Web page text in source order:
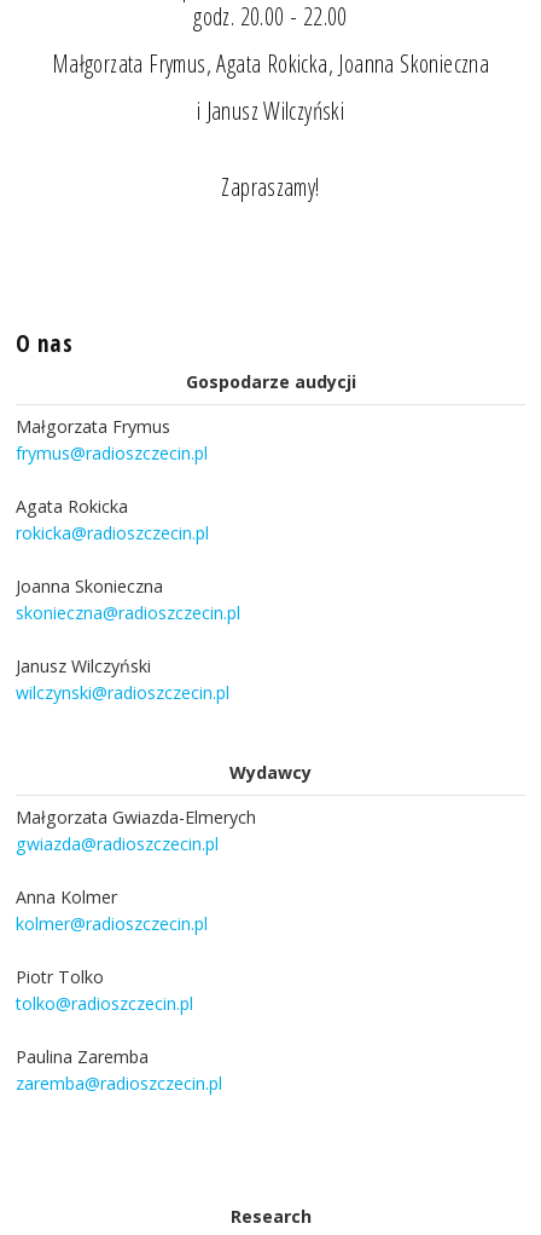
godz. 20.00 - 22.00
Małgorzata Frymus, Agata Rokicka, Joanna Skonieczna
i Janusz Wilczyński
Zapraszamy!
O nas
Gospodarze audycji
Małgorzata Frymus
frymus@radioszczecin.pl
Agata Rokicka
rokicka@radioszczecin.pl
Joanna Skonieczna
skonieczna@radioszczecin.pl
Janusz Wilczyński
wilczynski@radioszczecin.pl
Wydawcy
Małgorzata Gwiazda-Elmerych
gwiazda@radioszczecin.pl
Anna Kolmer
kolmer@radioszczecin.pl
Piotr Tolko
tolko@radioszczecin.pl
Paulina Zaremba
zaremba@radioszczecin.pl
Research